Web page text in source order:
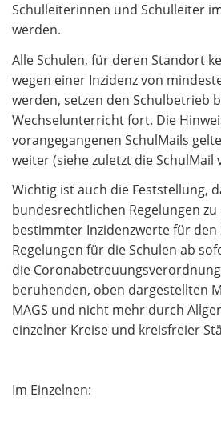
Schulleiterinnen und Schulleiter
werden.
Alle Schulen, für deren Standort
wegen einer Inzidenz von
werden, setzen den Schulbetrieb
Wechselunterricht fort. Die
vorangegangenen SchulMails
weiter (siehe zuletzt die SchulMail
Wichtig ist auch die Feststellung,
bundesrechtlichen Regelungen zu
bestimmter Inzidenzwerte für den
Regelungen für die Schulen ab
die
beruhenden, oben dargestellten
MAGS und nicht mehr durch
einzelner Kreise und kreisfreier
Im Einzelnen: